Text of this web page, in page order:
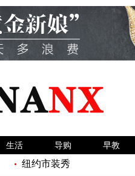
生活 导购 早教
纽约市装秀